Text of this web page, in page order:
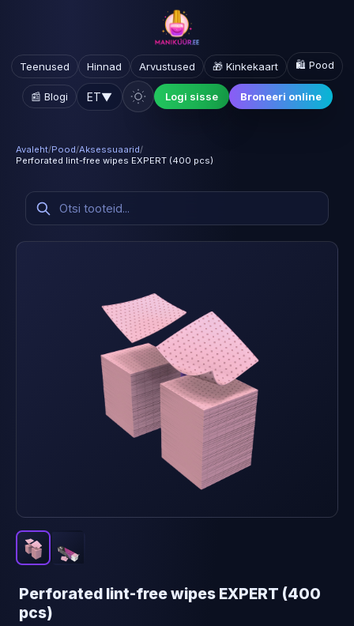
Teenused Hinnad Arvustused 🎁 Kinkekaart 🛍️ Pood
📰 Blogi ET▼ Logi sisse Broneeri online
Avaleht/Pood/Aksessuaarid/
Perforated lint-free wipes EXPERT (400 pcs)
Perforated lint-free wipes EXPERT (400
pcs)